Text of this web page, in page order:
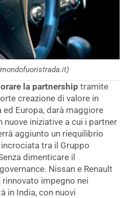
la partnership tramite
creazione di valore in
ed Europa, darà maggiore
iniziative a cui i partner
aggiunto un riequilibrio
tra il Gruppo
dimenticare il
Nissan e Renault
rinnovato impegno nei
in India, con nuovi